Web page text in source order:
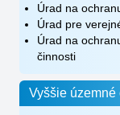
Úrad na
Úrad pre
Úrad na
činnosti
Vyššie územné